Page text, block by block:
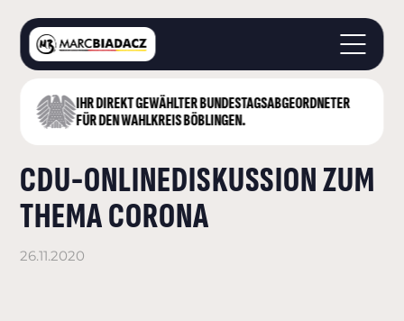
IHR DIREKT GEWÄHLTER BUNDESTAGS­ABGEORDNETER
FÜR DEN WAHLKREIS BÖBLINGEN.
STARTSEITE
LANDKREIS BÖBLINGEN
DEUTSCHER BUNDESTAG
AKTUELLES
CDU-ONLINEDISKUSSION ZUM
THEMA CORONA
26.11.2020